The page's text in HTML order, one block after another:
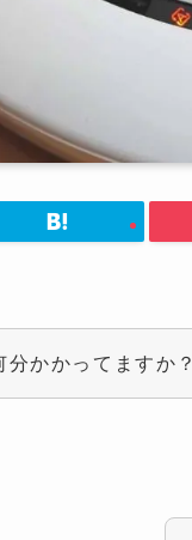
かかってますか？